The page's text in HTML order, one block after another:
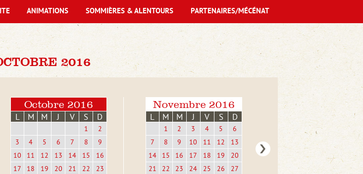
2016
Octobre 2016
L M M J V S D
1
2
3
4 5 6 7 8
9
10
11 12 13 14 15
16
17
18 19 20 21 22
23
Novembre 2016
L M M J V S D
1 2 3 4 5
6
7
8 9 10 11 12
13
14
15 16 17 18 19
20
21
22 23 24 25 26
27
ANIMATIONS SOMMIÈRES & ALENTOURS PARTENAIRES/MÉCÉNAT